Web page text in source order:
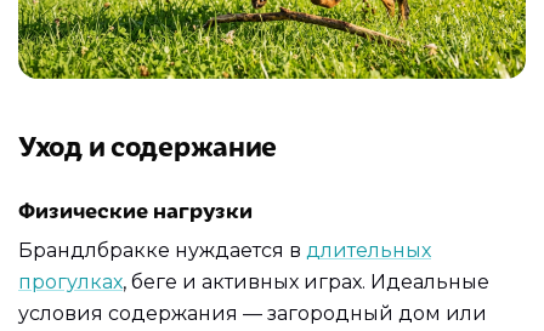
Уход и содержание
Физические нагрузки
Брандлбракке нуждается в длительных
прогулках, беге и активных играх. Идеальные
условия содержания — загородный дом или